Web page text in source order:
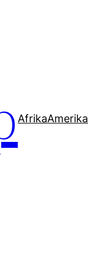
AfrikaAmerika